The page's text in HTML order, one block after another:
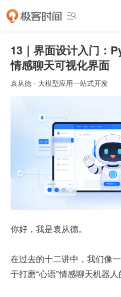

13｜界面设计入门：
情感聊天可视化界面
袁从德 · 大模型应用一站式开发
你好，我是袁从德。
在过去的十二讲中，我们像
于打磨“心语”情感聊天机器人